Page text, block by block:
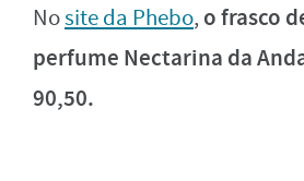
Nosite da Phebo, o frasco
perfume Nectarina da
90,50.